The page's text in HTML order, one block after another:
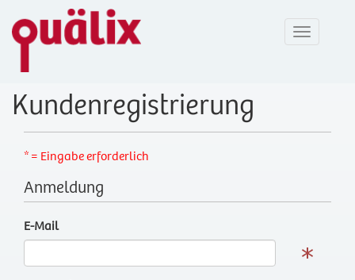
Toggle
Kundenregistrierung
* = Eingabe erforderlich
Anmeldung
E-Mail